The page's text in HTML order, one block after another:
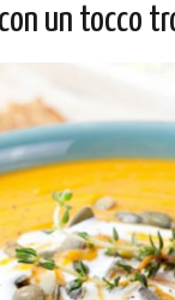
un tocco